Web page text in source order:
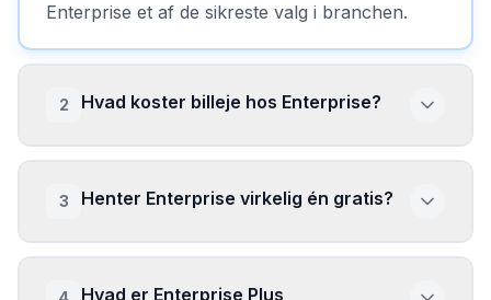
Enterprise et af de sikreste valg i branchen.
2 Hvad koster billeje hos Enterprise?
3 Henter Enterprise virkelig én gratis?
Hvad er Enterprise Plus